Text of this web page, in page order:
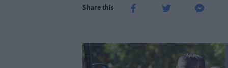
Share this